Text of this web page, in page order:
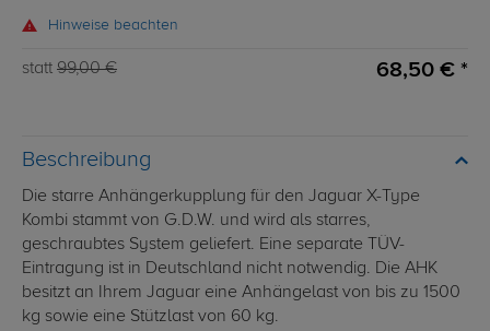
Hinweise beachten
statt 99,00 € 68,50 € *
Beschreibung
Die starre Anhängerkupplung für den Jaguar X-Type
Kombi stammt von G.D.W. und wird als starres,
geschraubtes System geliefert. Eine separate TÜV-
Eintragung ist in Deutschland nicht notwendig. Die AHK
besitzt an Ihrem Jaguar eine Anhängelast von bis zu 1500
kg sowie eine Stützlast von 60 kg.